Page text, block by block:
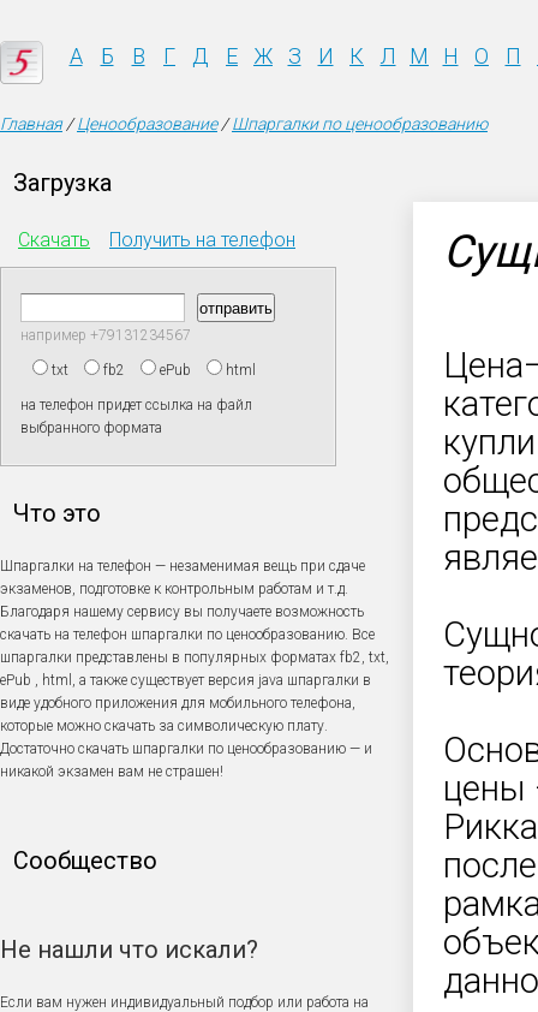
А Б В Г Д Е Ж З И К Л М Н О П
Главная/Ценообразование/Шпаргалки по ценообразованию
Загрузка
Скачать Получить на телефон
например +79131234567
txt fb2 ePub html
на телефон придет ссылка на файл
выбранного формата
Что это
Шпаргалки на телефон — незаменимая вещь при сдаче
экзаменов, подготовке к контрольным работам и т.д.
Благодаря нашему сервису вы получаете возможность
скачать на телефон шпаргалки по ценообразованию. Все
шпаргалки представлены в популярных форматах fb2, txt,
ePub , html, а также существует версия java шпаргалки в
виде удобного приложения для мобильного телефона,
которые можно скачать за символическую плату.
Достаточно скачать шпаргалки по ценообразованию — и
никакой экзамен вам не страшен!
Сообщество
Не нашли что искали?
Если вам нужен индивидуальный подбор или работа на
цены